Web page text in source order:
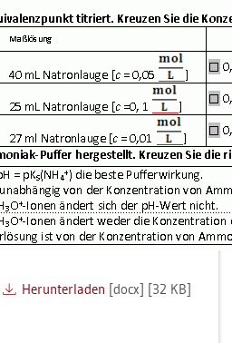
Her­un­ter­la­den [docx] [32 KB]